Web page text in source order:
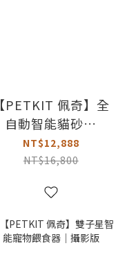
【PETKIT 佩奇】全
自動智能貓砂機
MAX2 (公司貨 保固
一年)
NT$12,888
NT$16,800